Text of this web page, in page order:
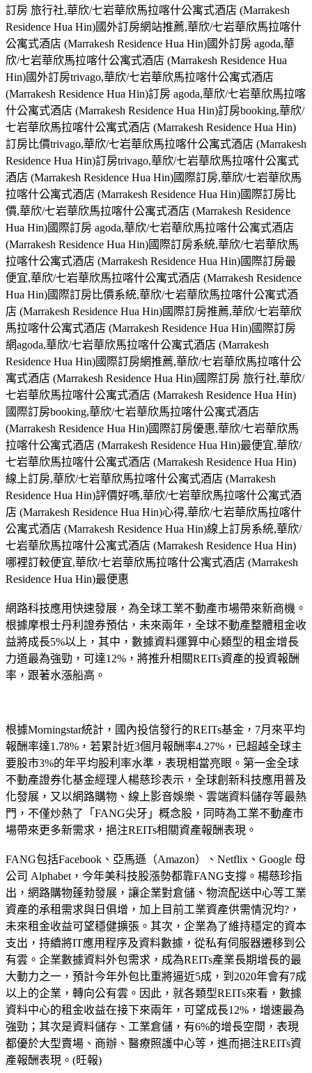
訂房 旅行社,華欣/七岩華欣馬拉喀什公寓式酒店 (Marrakesh
Residence Hua Hin)國外訂房網站推薦,華欣/七岩華欣馬拉喀什
公寓式酒店 (Marrakesh Residence Hua Hin)國外訂房 agoda,華
欣/七岩華欣馬拉喀什公寓式酒店 (Marrakesh Residence Hua
Hin)國外訂房trivago,華欣/七岩華欣馬拉喀什公寓式酒店
(Marrakesh Residence Hua Hin)訂房 agoda,華欣/七岩華欣馬拉喀
什公寓式酒店 (Marrakesh Residence Hua Hin)訂房booking,華欣/
七岩華欣馬拉喀什公寓式酒店 (Marrakesh Residence Hua Hin)
訂房比價trivago,華欣/七岩華欣馬拉喀什公寓式酒店 (Marrakesh
Residence Hua Hin)訂房trivago,華欣/七岩華欣馬拉喀什公寓式
酒店 (Marrakesh Residence Hua Hin)國際訂房,華欣/七岩華欣馬
拉喀什公寓式酒店 (Marrakesh Residence Hua Hin)國際訂房比
價,華欣/七岩華欣馬拉喀什公寓式酒店 (Marrakesh Residence
Hua Hin)國際訂房 agoda,華欣/七岩華欣馬拉喀什公寓式酒店
(Marrakesh Residence Hua Hin)國際訂房系統,華欣/七岩華欣馬
拉喀什公寓式酒店 (Marrakesh Residence Hua Hin)國際訂房最
便宜,華欣/七岩華欣馬拉喀什公寓式酒店 (Marrakesh Residence
Hua Hin)國際訂房比價系統,華欣/七岩華欣馬拉喀什公寓式酒
店 (Marrakesh Residence Hua Hin)國際訂房推薦,華欣/七岩華欣
馬拉喀什公寓式酒店 (Marrakesh Residence Hua Hin)國際訂房
網agoda,華欣/七岩華欣馬拉喀什公寓式酒店 (Marrakesh
Residence Hua Hin)國際訂房網推薦,華欣/七岩華欣馬拉喀什公
寓式酒店 (Marrakesh Residence Hua Hin)國際訂房 旅行社,華欣/
七岩華欣馬拉喀什公寓式酒店 (Marrakesh Residence Hua Hin)
國際訂房booking,華欣/七岩華欣馬拉喀什公寓式酒店
(Marrakesh Residence Hua Hin)國際訂房優惠,華欣/七岩華欣馬
拉喀什公寓式酒店 (Marrakesh Residence Hua Hin)最便宜,華欣/
七岩華欣馬拉喀什公寓式酒店 (Marrakesh Residence Hua Hin)
線上訂房,華欣/七岩華欣馬拉喀什公寓式酒店 (Marrakesh
Residence Hua Hin)評價好嗎,華欣/七岩華欣馬拉喀什公寓式酒
店 (Marrakesh Residence Hua Hin)心得,華欣/七岩華欣馬拉喀什
公寓式酒店 (Marrakesh Residence Hua Hin)線上訂房系統,華欣/
七岩華欣馬拉喀什公寓式酒店 (Marrakesh Residence Hua Hin)
哪裡訂較便宜,華欣/七岩華欣馬拉喀什公寓式酒店 (Marrakesh
Residence Hua Hin)最便惠
網路科技應用快速發展，為全球工業不動產市場帶來新商機。
根據摩根士丹利證券預估，未來兩年，全球不動產整體租金收
益將成長5%以上，其中，數據資料運算中心類型的租金增長
力道最為強勁，可達12%，將推升相關REITs資產的投資報酬
率，跟著水漲船高。
根據Morningstar統計，國內投信發行的REITs基金，7月來平均
報酬率達1.78%，若累計近3個月報酬率4.27%，已超越全球主
要股市3%的年平均股利率水準，表現相當亮眼。第一金全球
不動產證券化基金經理人楊慈珍表示，全球創新科技應用普及
化發展，又以網路購物、線上影音娛樂、雲端資料儲存等最熱
門，不僅炒熱了「FANG尖牙」概念股，同時為工業不動產市
場帶來更多新需求，挹注REITs相關資產報酬表現。
FANG包括Facebook、亞馬遜（Amazon）、Netflix、Google 母
公司 Alphabet，今年美科技股漲勢都靠FANG支撐。楊慈珍指
出，網路購物蓬勃發展，讓企業對倉儲、物流配送中心等工業
資產的承租需求與日俱增，加上目前工業資產供需情況均?，
未來租金收益可望穩健擴張。其次，企業為了維持穩定的資本
支出，持續將IT應用程序及資料數據，從私有伺服器遷移到公
有雲。企業數據資料外包需求，成為REITs產業長期增長的最
大動力之一，預計今年外包比重將逼近5成，到2020年會有7成
以上的企業，轉向公有雲。因此，就各類型REITs來看，數據
資料中心的租金收益在接下來兩年，可望成長12%，增速最為
強勁；其次是資料儲存、工業倉儲，有6%的增長空間，表現
都優於大型賣場、商辦、醫療照護中心等，進而挹注REITs資
產報酬表現。(旺報)